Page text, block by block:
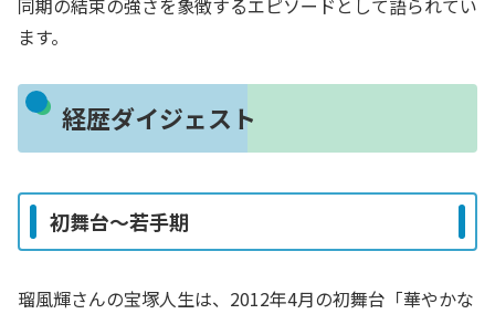
同期の結束の強さを象徴するエピソードとして語られてい
ます。
経歴ダイジェスト
初舞台～若手期
瑠風輝さんの宝塚人生は、2012年4月の初舞台「華やかな